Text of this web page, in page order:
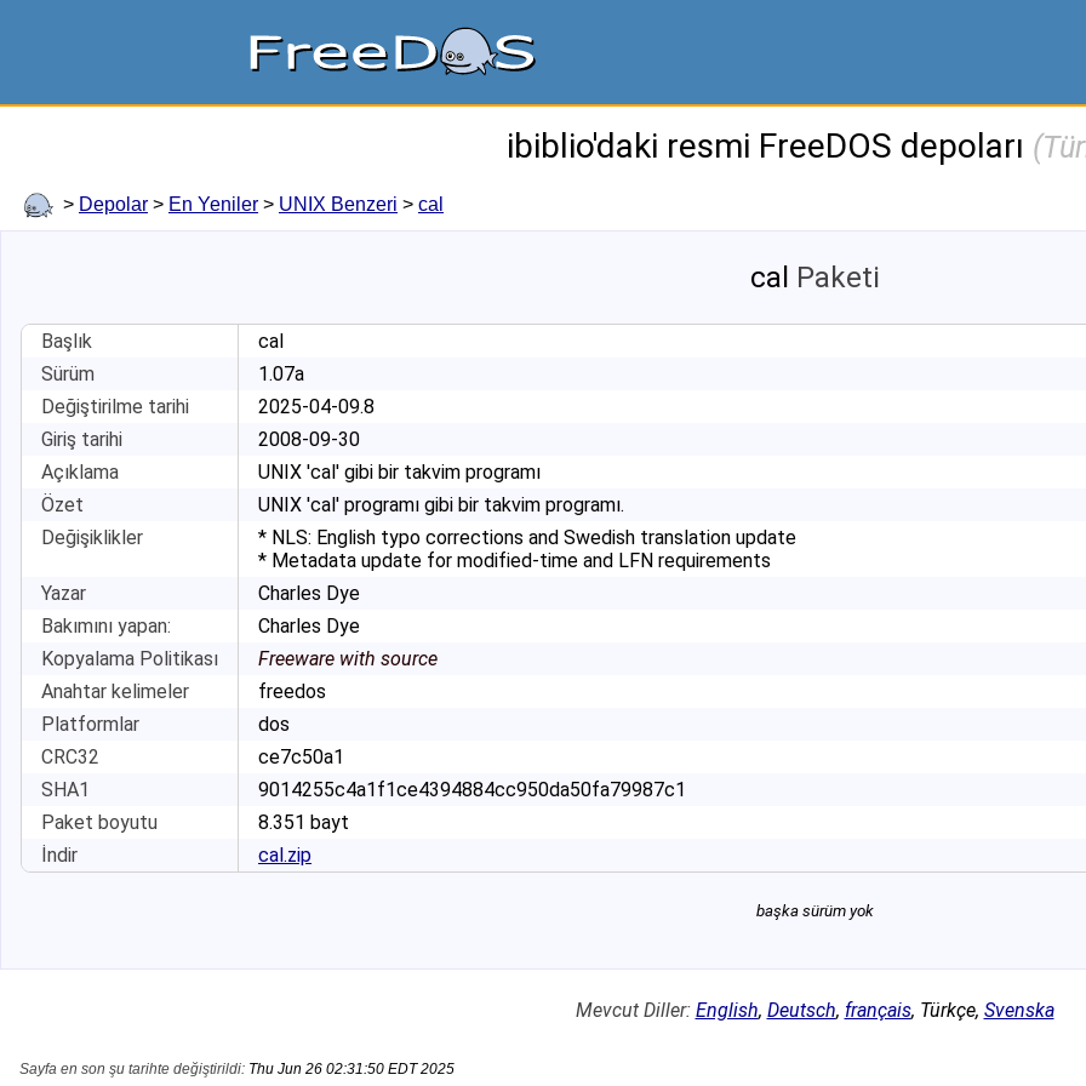
ibiblio'daki resmi FreeDOS depoları (
> Depolar > En Yeniler > UNIX Benzeri > cal
cal Paketi
Başlık
cal
Sürüm
1.07a
Değiştirilme tarihi
2025-04-09.8
Giriş tarihi
2008-09-30
Açıklama
UNIX 'cal' gibi bir takvim programı
Özet
UNIX 'cal' programı gibi bir takvim programı.
Değişiklikler
* NLS: English typo corrections and Swedish translation update
* Metadata update for modified-time and LFN requirements
Yazar
Charles Dye
Bakımını yapan:
Charles Dye
Kopyalama Politikası
Freeware with source
Anahtar kelimeler
freedos
Platformlar
dos
CRC32
ce7c50a1
SHA1
9014255c4a1f1ce4394884cc950da50fa79987c1
Paket boyutu
8.351 bayt
İndir
cal.zip
başka sürüm yok
Mevcut Diller: English, Deutsch, français, Türkçe, Svenska
Sayfa en son şu tarihte değiştirildi: Thu Jun 26 02:31:50 EDT 2025